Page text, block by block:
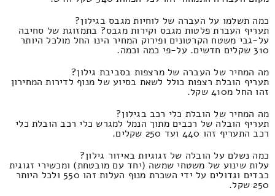
כמה תשלמו על העברה של לוחיות מגבס בגילון?
תעריף העברת פלטות מגבס וקירות מגבס? בתמזוגת של סחיבה
על-גבי משטח הקרטונים ופירוק המחיר הינו החל מולכל היותר
310 שקלים חדשים. על-פי כמה וכמה.
מה המחיר של העברה של מרצפות בסביבת גילון?
תעריף הובלת רצפות כולל לשאת בסיוע של מנוף לדירות המחירון
זהו החל מ410 שקל.
מה המחיר של הובלת כלי רכב בגילון?
תעריף הובלה של רכבים מתוך הנמל למגרש כלי רכב הובלת כלי
רכב התעריף זהו 440 ועד 250 שקלים.
כמה נשלם על הובלה של זגוגיות באיזור גילון?
עלות שינוע של משטחי שמשה (יחד עם מובטחת) ומכשירי זגוגית
כבדים וגדולים על ידי השכרת מנוף העלות זהו 550 ולכל היותר
250 שקל.